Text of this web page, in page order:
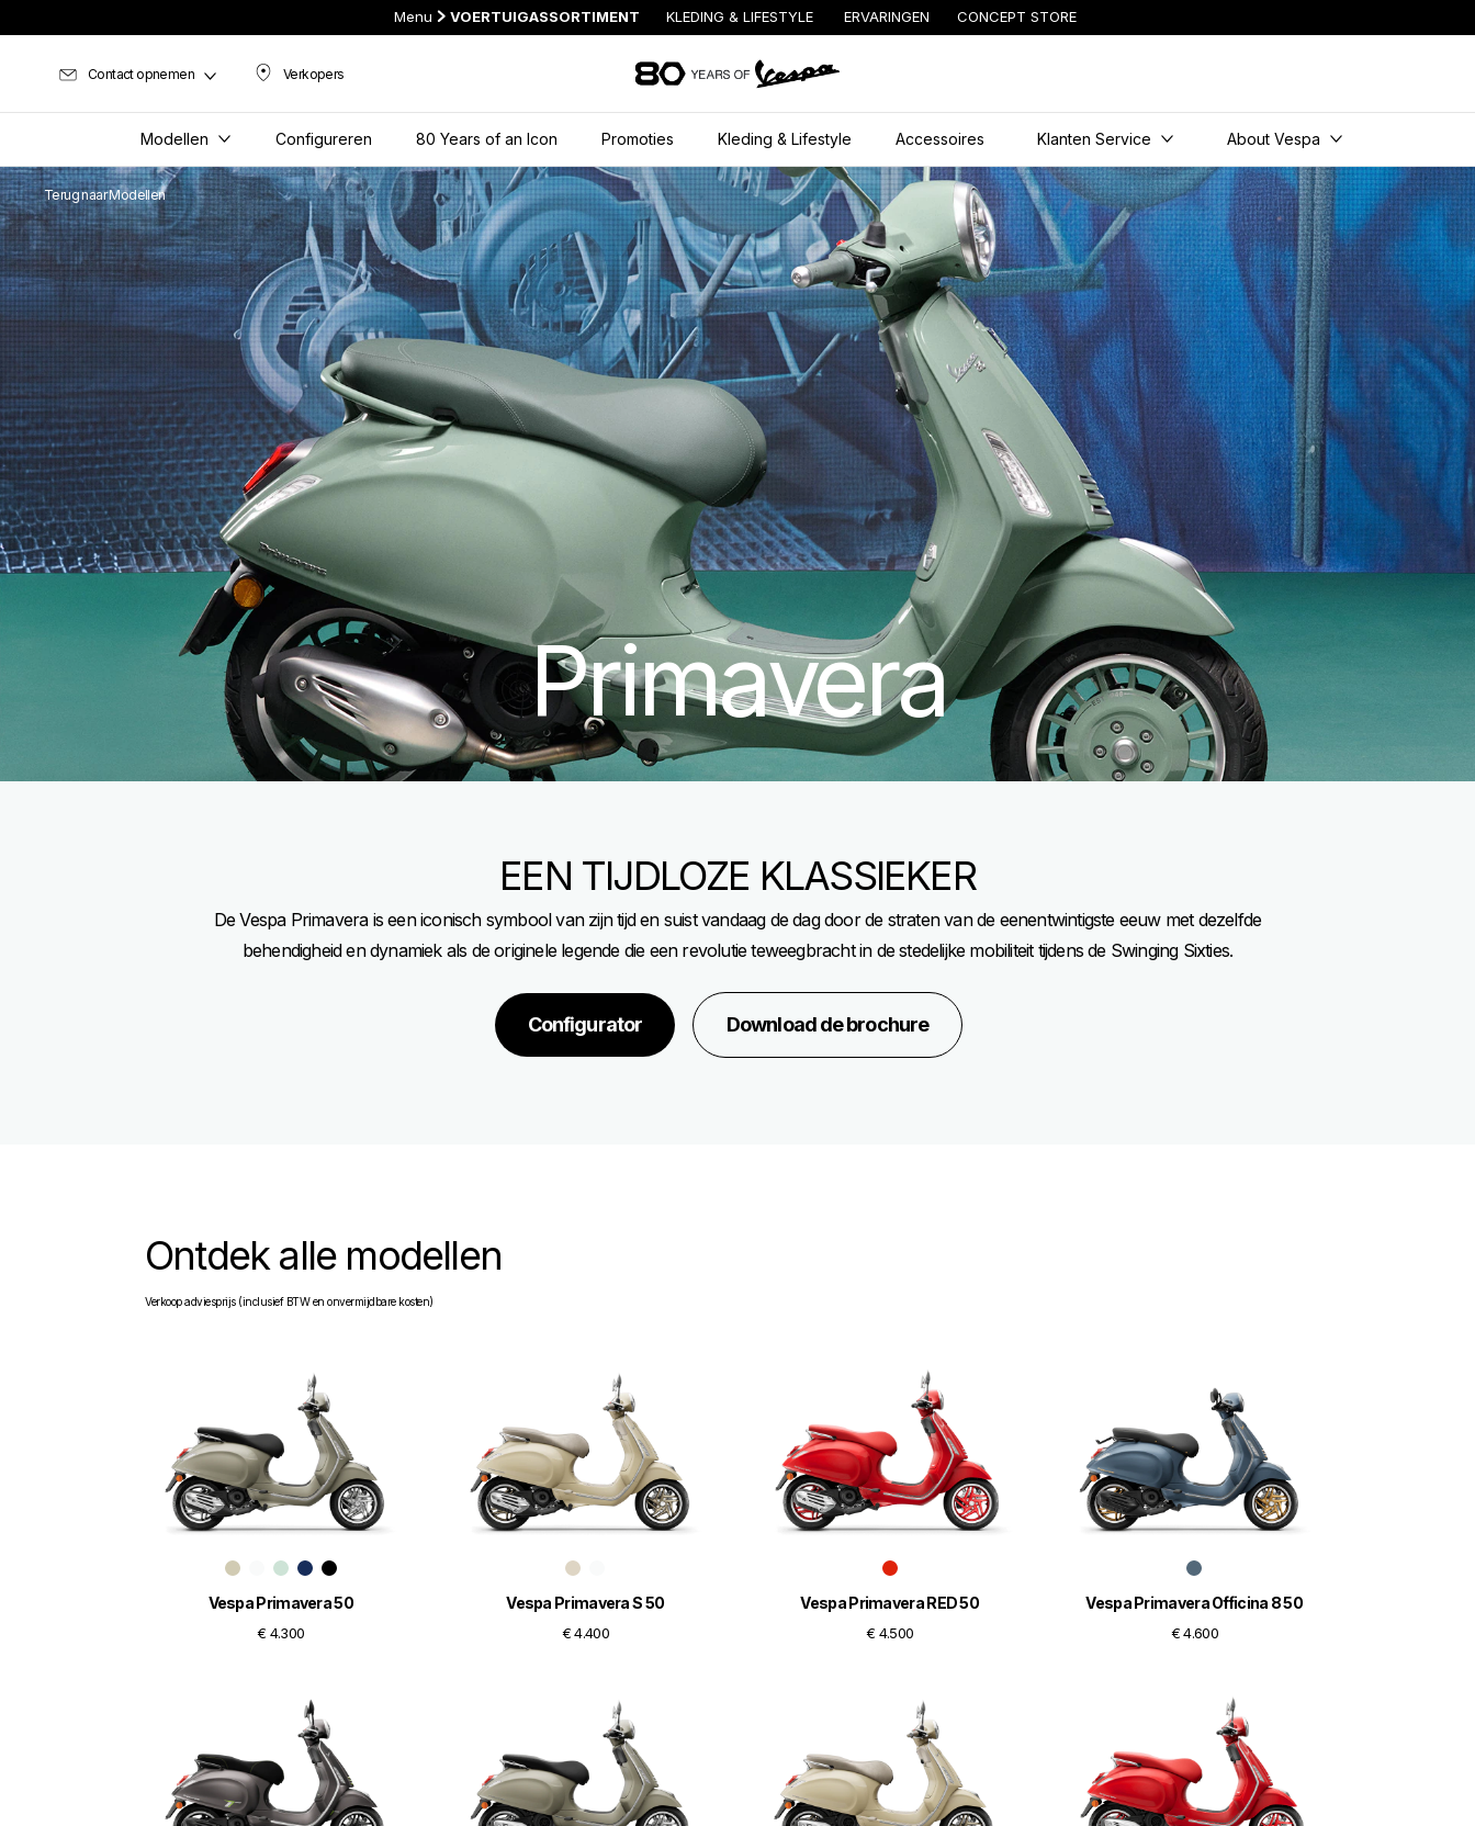
Menu VOERTUIGASSORTIMENT KLEDING & LIFESTYLE ERVARINGEN CONCEPT STORE
Verkopers
Verkopers
Contact opnemen
Modellen Configureren 80 Years of an Icon Promoties Kleding & Lifestyle Accessoires Klanten Service About Vespa
Terug naar Modellen
Primavera
EEN TIJDLOZE KLASSIEKER
De Vespa Primavera is een iconisch symbool van zijn tijd en suist vandaag de dag door de straten van de eenentwintigste eeuw met dezelfde
behendigheid en dynamiek als de originele legende die een revolutie teweegbracht in de stedelijke mobiliteit tijdens de Swinging Sixties.
Configurator Download de brochure
Ontdek alle modellen
Verkoop adviesprijs (inclusief BTW en onvermijdbare kosten)
Vespa Primavera 50
€ 4.300
Vespa Primavera S 50
€ 4.400
Vespa Primavera RED 50
€ 4.500
Vespa Primavera Officina 8 50
€ 4.600